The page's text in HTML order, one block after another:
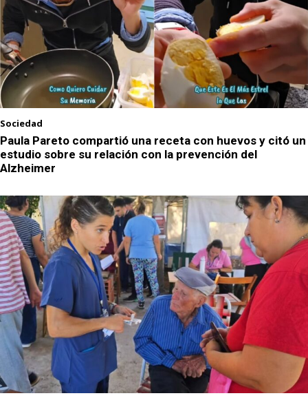
Sociedad
Paula Pareto compartió una receta con huevos y citó un
estudio sobre su relación con la prevención del
Alzheimer